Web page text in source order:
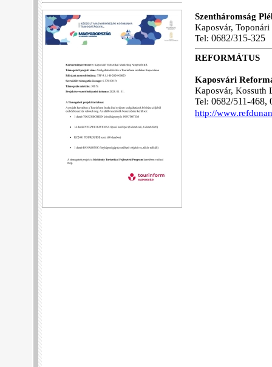
Szentháromság
Kaposvár,
Tel: 0682/315-325
REFORMÁTUS
Kaposvári
Kaposvár, Kossuth
Tel: 0682/511-468,
http://